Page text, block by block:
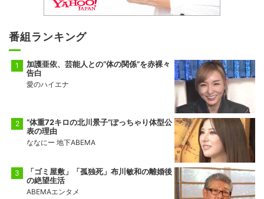
番組ランキング
加護亜依、芸能人との“体の関係”を赤裸々
告白
愛のハイエナ
“体重72キロの北川景子”ぽっちゃり体型公
表の理由
ななにー 地下ABEMA
「ゴミ屋敷」「孤独死」布川敏和の離婚後
の絶望生活
ABEMAエンタメ